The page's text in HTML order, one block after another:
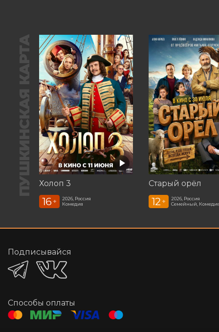
ПУШКИНСКАЯ КАРТА Холоп 3
16 +
2026, Россия
Комедия
Старый орёл
12 +
2026, Россия
Семейный,
Подписывайся
Способы оплаты